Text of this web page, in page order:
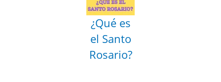
¿Qué es
el Santo
Rosario?